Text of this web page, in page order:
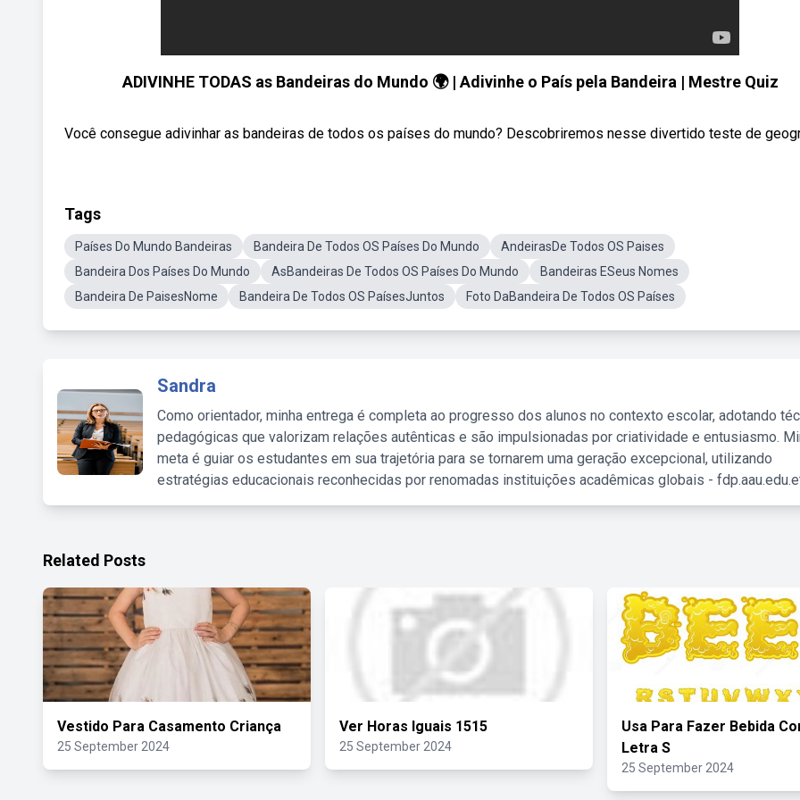
ADIVINHE TODAS as Bandeiras do Mundo 🌍 | Adivinhe o País pela Bandeira | Mestre Quiz
Você consegue adivinhar as bandeiras de todos os países do mundo? Descobriremos nesse divertido teste de
Tags
Países Do Mundo Bandeiras Bandeira De Todos OS Países Do Mundo
AndeirasDe Todos OS Paises
Bandeira Dos Países Do Mundo
AsBandeiras De Todos OS Países Do Mundo
Bandeiras ESeus Nomes
Bandeira De PaisesNome
Bandeira De Todos OS PaísesJuntos Foto DaBandeira De Todos OS Países
Sandra
Como orientador, minha entrega é completa ao progresso dos alunos no contexto escolar, adotando
pedagógicas que valorizam relações autênticas e são impulsionadas por criatividade e entusiasmo.
meta é guiar os estudantes em sua trajetória para se tornarem uma geração excepcional, utilizando
estratégias educacionais reconhecidas por renomadas instituições acadêmicas globais -
Related Posts
Vestido Para Casamento Criança
25 September 2024
Ver Horas Iguais 1515
25 September 2024
Usa Para Fazer Bebida
Letra S
25 September 2024